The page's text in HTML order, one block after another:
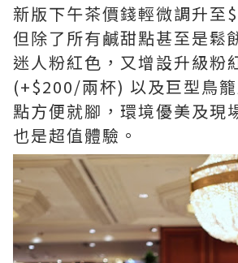
新版下午茶價錢輕微調升至
但除了所有鹹甜點甚至是鬆
迷人粉紅色，又增設升級粉
(+$200/兩杯) 以及巨型鳥
點方便就腳，環境優美及現
也是超值體驗。